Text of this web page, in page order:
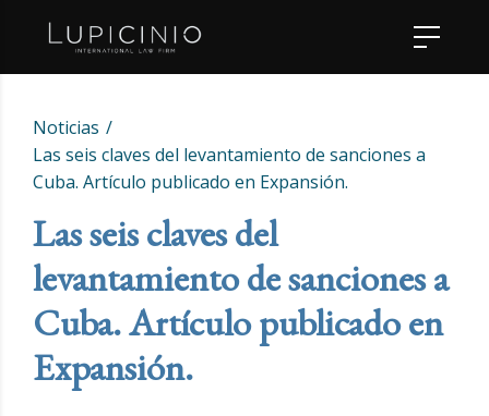
Noticias
Las seis claves del levantamiento de sanciones a
Cuba. Artículo publicado en Expansión.
Las seis claves del
levantamiento de sanciones a
Cuba. Artículo publicado en
Expansión.